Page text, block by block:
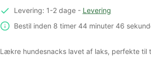
Levering: 1-2 dage- Levering
Bestil inden 8 timer44 minuter45
Lækre hundesnacks lavet af laks, perfekte til